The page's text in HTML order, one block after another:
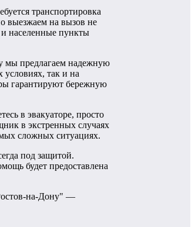
транспортировка
выезжаем на вызов не
и населенные пункты
мы предлагаем надежную
так и на
гарантируют бережную
в эвакуаторе, просто
в экстренных случаях
сложных ситуациях.
под защитой.
будет предоставлена
на-Дону" —